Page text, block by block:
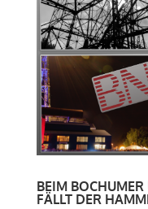
BEIM BOCHUMER
FÄLLT DER